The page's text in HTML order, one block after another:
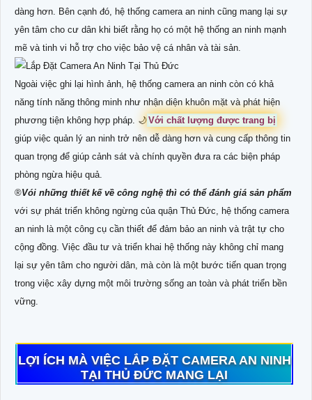
dàng hơn. Bên cạnh đó, hệ thống camera an ninh cũng mang lại sự
yên tâm cho cư dân khi biết rằng họ có một hệ thống an ninh mạnh
mẽ và tinh vi hỗ trợ cho việc bảo vệ cá nhân và tài sản.
Ngoài việc ghi lại hình ảnh, hệ thống camera an ninh còn có khả
năng tính năng thông minh như nhận diện khuôn mặt và phát hiện
phương tiện không hợp pháp. 🌙Với chất lượng được trang bị
giúp việc quản lý an ninh trở nên dễ dàng hơn và cung cấp thông tin
quan trọng để giúp cảnh sát và chính quyền đưa ra các biện pháp
phòng ngừa hiệu quả.
®️Vói những thiết kế về công nghệ thì có thể đánh giá sản phẩm
với sự phát triển không ngừng của quận Thủ Đức, hệ thống camera
an ninh là một công cụ cần thiết để đảm bảo an ninh và trật tự cho
cộng đồng. Việc đầu tư và triển khai hệ thống này không chỉ mang
lại sự yên tâm cho người dân, mà còn là một bước tiến quan trọng
trong việc xây dựng một môi trường sống an toàn và phát triển bền
vững.
LỢI ÍCH MÀ VIỆC LẮP ĐẶT CAMERA AN NINH
TẠI THỦ ĐỨC MANG LẠI